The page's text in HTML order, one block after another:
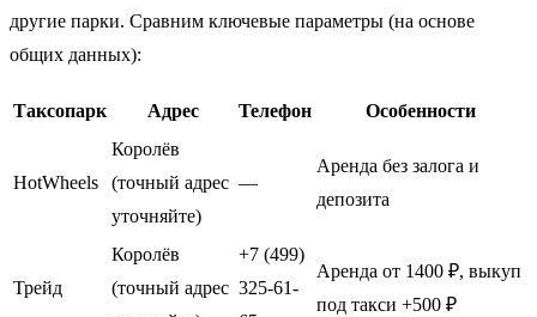
другие парки. Сравним ключевые параметры (на основе
общих данных):
Таксопарк Адрес Телефон Особенности
HotWheels
Королёв
(точный адрес
уточняйте)
—
Аренда без залога и
депозита
Трейд
Королёв
(точный адрес
+7 (499)
325-61-
Аренда от 1400 ₽, выкуп
под такси +500 ₽